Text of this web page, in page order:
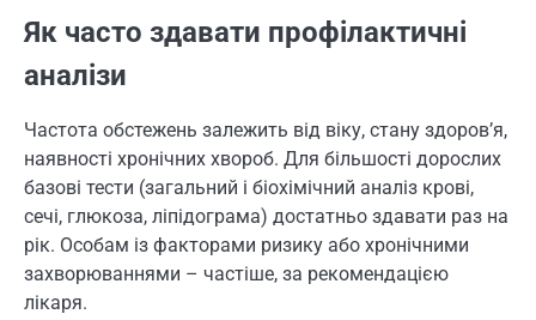
Як часто здавати профілактичні
аналізи
Частота обстежень залежить від віку, стану здоров’я,
наявності хронічних хвороб. Для більшості дорослих
базові тести (загальний і біохімічний аналіз крові,
сечі, глюкоза, ліпідограма) достатньо здавати раз на
рік. Особам із факторами ризику або хронічними
захворюваннями – частіше, за рекомендацією
лікаря.